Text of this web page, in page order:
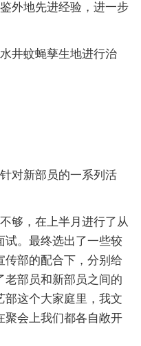
外地先进经验，进一步
井蚊蝇孳生地进行治
对新部员的一系列活
够，在上半月进行了从
试。最终选出了一些较
传部的配合下，分别给
老部员和新部员之间的
部这个大家庭里，我文
聚会上我们都各自敞开